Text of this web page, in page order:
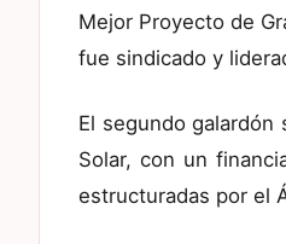
Mejor Proyecto de
fue sindicado y
El segundo
Solar, con un
estructuradas por el